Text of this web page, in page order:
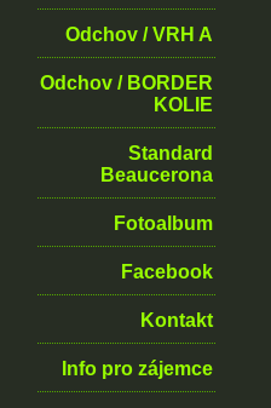
Odchov / VRH A
Odchov / BORDER
KOLIE
Standard
Beaucerona
Fotoalbum
Facebook
Kontakt
Info pro zájemce